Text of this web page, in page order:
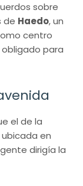
sobre
de Haedo, un
centro
para
el de la
en
dirigía la